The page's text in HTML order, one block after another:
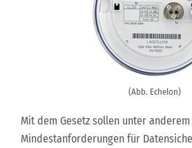
(Abb. Echelon)
Mit dem Gesetz sollen unter
Mindestanforderungen für